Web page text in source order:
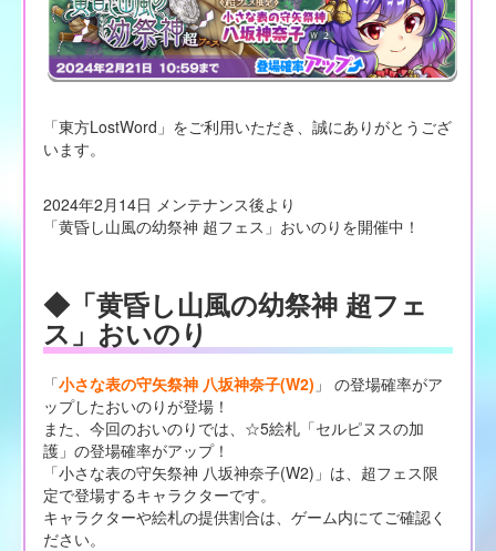
「東方LostWord」をご利用いただき、誠にありがとうござ
います。
2024年2月14日 メンテナンス後より
「黄昏し山風の幼祭神 超フェス」おいのりを開催中！
◆「黄昏し山風の幼祭神 超フェ
ス」おいのり
「小さな表の守矢祭神 八坂神奈子(W2) 」 の登場確率がア
ップしたおいのりが登場！
また、今回のおいのりでは、☆5絵札「セルピヌスの加
護」の登場確率がアップ！
「小さな表の守矢祭神 八坂神奈子(W2)」は、超フェス限
定で登場するキャラクターです。
キャラクターや絵札の提供割合は、ゲーム内にてご確認く
ださい。